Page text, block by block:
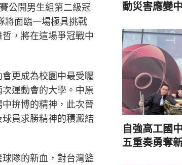
公開男生組第二級冠
將面臨一場極具挑戰
，將在這場爭冠戰中
更成為校園中最受矚
運動會的大學。中原
拚博的精神，此次晉
員求勝精神的積澱結
隊的新血，對台灣籃
動災害應變
自強高工國
五重奏勇奪